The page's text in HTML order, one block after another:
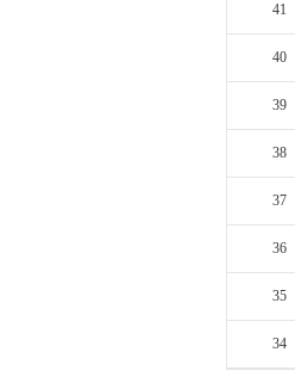
41
40
39
38
37
36
35
34